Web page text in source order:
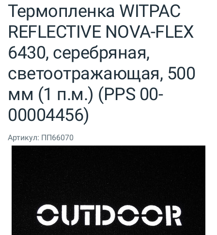
Термопленка WITPAC
REFLECTIVE NOVA-FLEX
6430, серебряная,
светоотражающая, 500
мм (1 п.м.) (PPS 00-
00004456)
Артикул: ПП66070